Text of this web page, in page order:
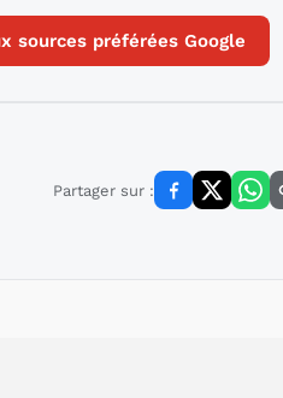
sources préférées Google
Partager sur :